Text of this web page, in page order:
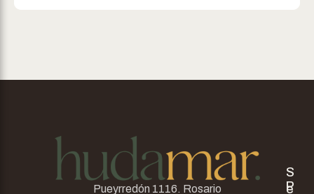
Pueyrredón 1116. Rosario
P
S
e